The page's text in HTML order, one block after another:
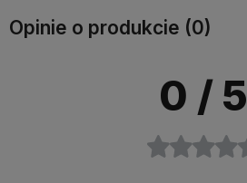
Opinie o produkcie (0)
0 / 5